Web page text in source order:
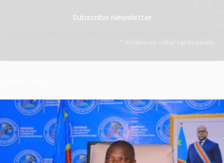
Subscribe Newsletter
Receive our editor's picks weekly